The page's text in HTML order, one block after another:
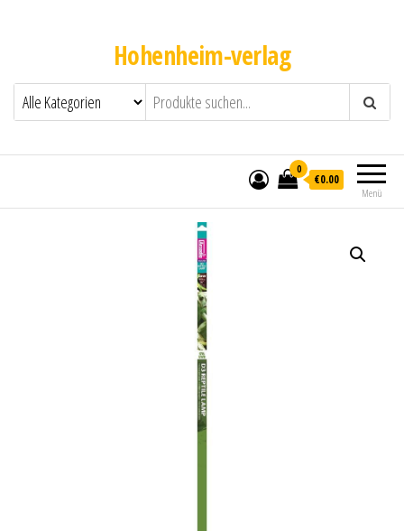
Hohenheim-verlag
Menü
0
€0.00